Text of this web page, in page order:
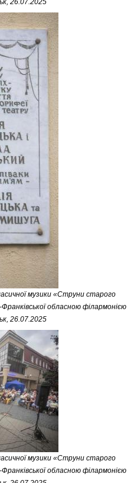
26.07.2025
музики «Струни старого
обласною філармонією
26.07.2025
музики «Струни старого
обласною філармонією